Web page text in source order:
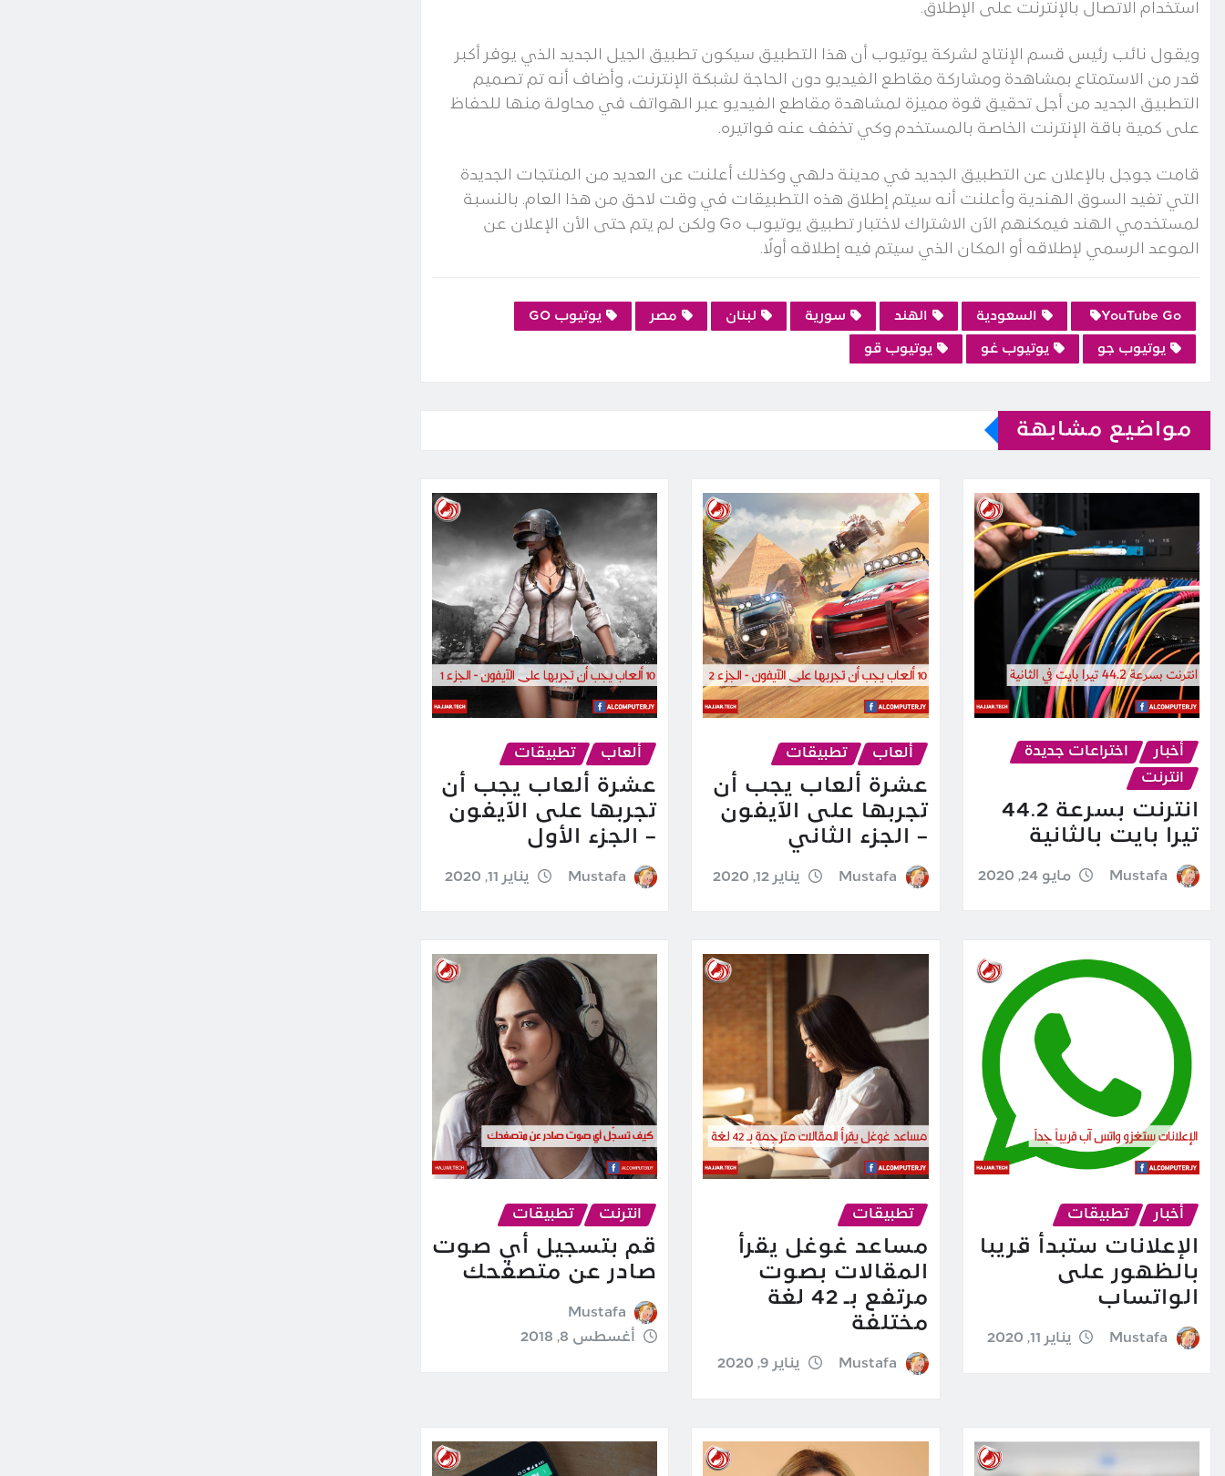
استخدام الاتصال بالإنترنت على الإطلاق.
ويقول نائب رئيس قسم الإنتاج لشركة يوتيوب أن هذا التطبيق سيكون تطبيق الجيل الجديد الذي يوفر أكبر
قدر من الاستمتاع بمشاهدة ومشاركة مقاطع الفيديو دون الحاجة لشبكة الإنترنت، وأضاف أنه تم تصميم
التطبيق الجديد من أجل تحقيق قوة مميزة لمشاهدة مقاطع الفيديو عبر الهواتف في محاولة منها للحفاظ
على كمية باقة الإنترنت الخاصة بالمستخدم وكي تخفف عنه فواتيره.
قامت جوجل بالإعلان عن التطبيق الجديد في مدينة دلهي وكذلك أعلنت عن العديد من المنتجات الجديدة
التي تفيد السوق الهندية وأعلنت أنه سيتم إطلاق هذه التطبيقات في وقت لاحق من هذا العام. بالنسبة
لمستخدمي الهند فيمكنهم الآن الاشتراك لاختبار تطبيق يوتيوب Go ولكن لم يتم حتى الأن الإعلان عن
الموعد الرسمي لإطلاقه أو المكان الذي سيتم فيه إطلاقه أولًا.
YouTube Go السعودية الهند سورية لبنان مصر يوتيوب GO
يوتيوب جو يوتيوب غو يوتيوب قو
مواضيع مشابهة
أخبار
اختراعات جديدة
انترنت
انترنت بسرعة 44.2
تيرا بايت بالثانية
Mustafa مايو 24, 2020
ألعاب تطبيقات
عشرة ألعاب يجب أن
تجربها على الآيفون
– الجزء الثاني
Mustafa يناير 12, 2020
ألعاب تطبيقات
عشرة ألعاب يجب أن
تجربها على الآيفون
– الجزء الأول
Mustafa يناير 11, 2020
أخبار تطبيقات
الإعلانات ستبدأ قريبا
بالظهور على
الواتساب
Mustafa يناير 11, 2020
تطبيقات
مساعد غوغل يقرأ
المقالات بصوت
مرتفع بـ 42 لغة
مختلفة
Mustafa يناير 9, 2020
انترنت تطبيقات
قم بتسجيل أي صوت
صادر عن متصفحك
Mustafa
أغسطس 8, 2018